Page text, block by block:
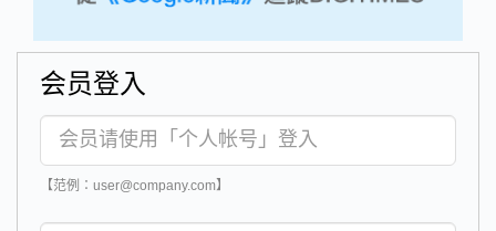
会员登入
【范例：user@company.com】